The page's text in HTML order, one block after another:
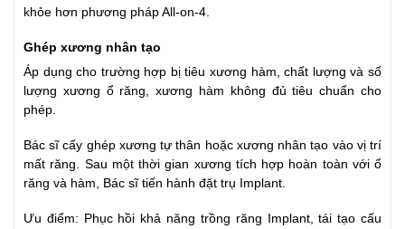
khỏe hơn phương pháp All-on-4.
Ghép xương nhân tạo
Áp dụng cho trường hợp bị tiêu xương hàm, chất lượng và số
lượng xương ổ răng, xương hàm không đủ tiêu chuẩn cho
phép.
Bác sĩ cấy ghép xương tự thân hoặc xương nhân tạo vào vị trí
mất răng. Sau một thời gian xương tích hợp hoàn toàn với ổ
răng và hàm, Bác sĩ tiến hành đặt trụ Implant.
Ưu điểm: Phục hồi khả năng trồng răng Implant, tái tạo cấu